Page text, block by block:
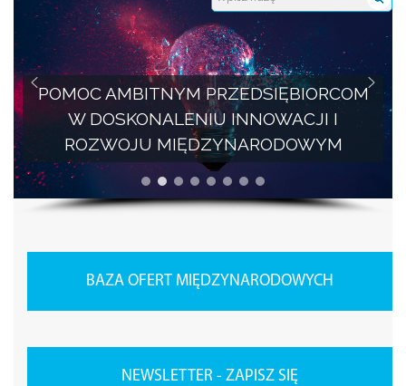
POMOC AMBITNYM PRZEDSIĘBIORCOM
W DOSKONALENIU INNOWACJI I
ROZWOJU MIĘDZYNARODOWYM
BAZA OFERT MIĘDZYNARODOWYCH
NEWSLETTER - ZAPISZ SIĘ